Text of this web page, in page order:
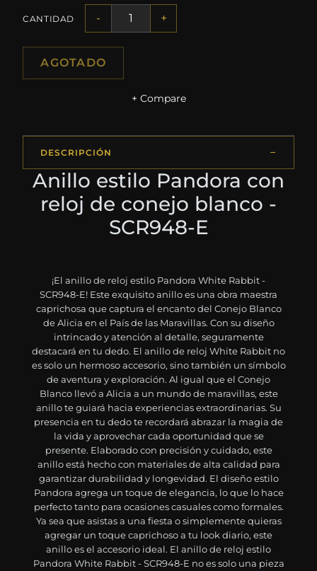
CANTIDAD - +
AGOTADO
+ Compare
DESCRIPCIÓN
Anillo estilo Pandora con
reloj de conejo blanco -
SCR948-E
¡El anillo de reloj estilo Pandora White Rabbit -
SCR948-E! Este exquisito anillo es una obra maestra
caprichosa que captura el encanto del Conejo Blanco
de Alicia en el País de las Maravillas. Con su diseño
intrincado y atención al detalle, seguramente
destacará en tu dedo. El anillo de reloj White Rabbit no
es solo un hermoso accesorio, sino también un símbolo
de aventura y exploración. Al igual que el Conejo
Blanco llevó a Alicia a un mundo de maravillas, este
anillo te guiará hacia experiencias extraordinarias. Su
presencia en tu dedo te recordará abrazar la magia de
la vida y aprovechar cada oportunidad que se
presente. Elaborado con precisión y cuidado, este
anillo está hecho con materiales de alta calidad para
garantizar durabilidad y longevidad. El diseño estilo
Pandora agrega un toque de elegancia, lo que lo hace
perfecto tanto para ocasiones casuales como formales.
Ya sea que asistas a una fiesta o simplemente quieras
agregar un toque caprichoso a tu look diario, este
anillo es el accesorio ideal. El anillo de reloj estilo
Pandora White Rabbit - SCR948-E no es solo una pieza